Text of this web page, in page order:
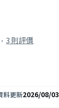
·3 則評價
料更新2026/08/03